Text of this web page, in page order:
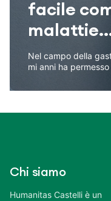
facile
Nel campo della
mi anni ha
Chi siamo
Humanitas Castelli è un